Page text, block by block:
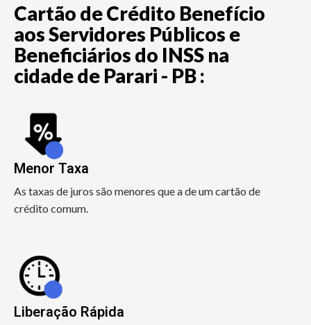
Cartão de Crédito Benefício
aos Servidores Públicos e
Beneficiários do INSS na
cidade de Parari - PB :
Menor Taxa
As taxas de juros são menores que a de um cartão de
crédito comum.
Liberação Rápida